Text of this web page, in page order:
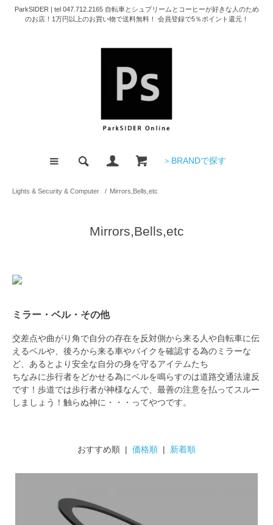
ParkSIDER | tel 047.712.2165 自転車とシュプリームとコーヒーが好きな人のため
のお店！1万円以上のお買い物で送料無料！ 会員登録で5％ポイント還元！
＞BRANDで探す
Lights & Security & Computer / Mirrors,Bells,etc
Mirrors,Bells,etc
ミラー・ベル・その他
交差点や曲がり角で自分の存在を反対側から来る人や自転車に伝
えるベルや、後ろから来る車やバイクを確認する為のミラーな
ど、あるとより安全な自分の身を守るアイテムたち
ちなみに歩行者をどかせる為にベルを鳴らすのは道路交通法違反
です！歩道では歩行者が神様なんで、最善の注意を払ってスルー
しましょう！触らぬ神に・・・ってやつです。
おすすめ順 | 価格順 | 新着順